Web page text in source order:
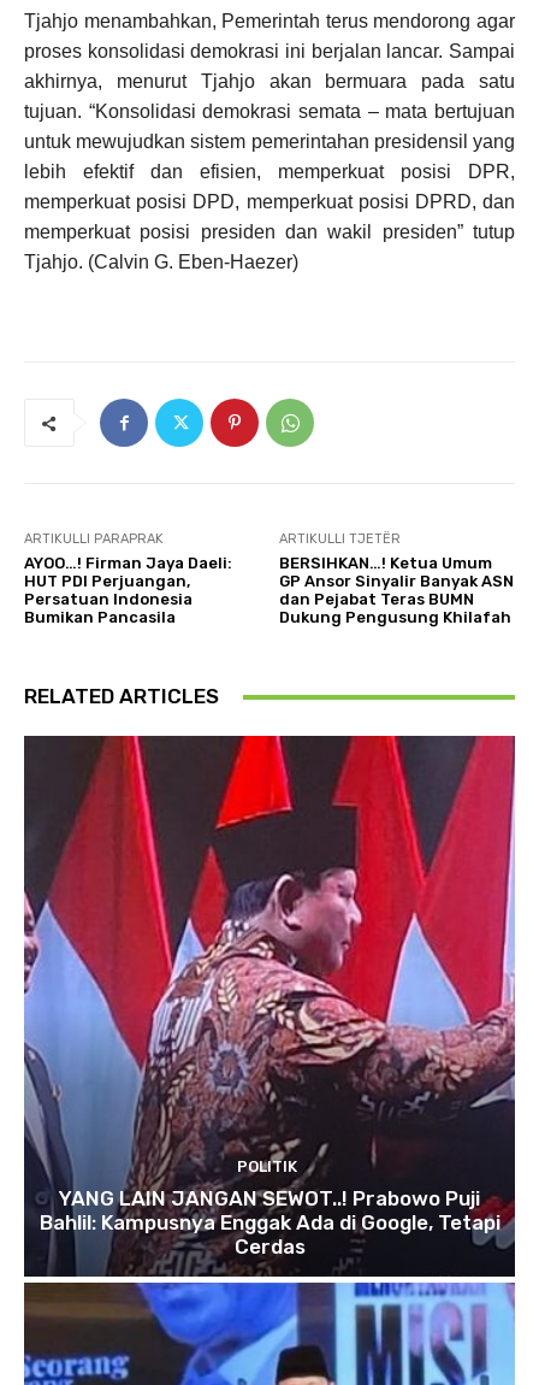
Tjahjo menambahkan, Pemerintah terus mendorong agar
proses konsolidasi demokrasi ini berjalan lancar. Sampai
akhirnya, menurut Tjahjo akan bermuara pada satu
tujuan. “Konsolidasi demokrasi semata – mata bertujuan
untuk mewujudkan sistem pemerintahan presidensil yang
lebih efektif dan efisien, memperkuat posisi DPR,
memperkuat posisi DPD, memperkuat posisi DPRD, dan
memperkuat posisi presiden dan wakil presiden” tutup
Tjahjo. (Calvin G. Eben-Haezer)
ARTIKULLI PARAPRAK
AYOO…! Firman Jaya Daeli:
HUT PDI Perjuangan,
Persatuan Indonesia
Bumikan Pancasila
ARTIKULLI TJETËR
BERSIHKAN…! Ketua Umum
GP Ansor Sinyalir Banyak ASN
dan Pejabat Teras BUMN
Dukung Pengusung Khilafah
RELATED ARTICLES
POLITIK
YANG LAIN JANGAN SEWOT..! Prabowo Puji
Bahlil: Kampusnya Enggak Ada di Google, Tetapi
Cerdas